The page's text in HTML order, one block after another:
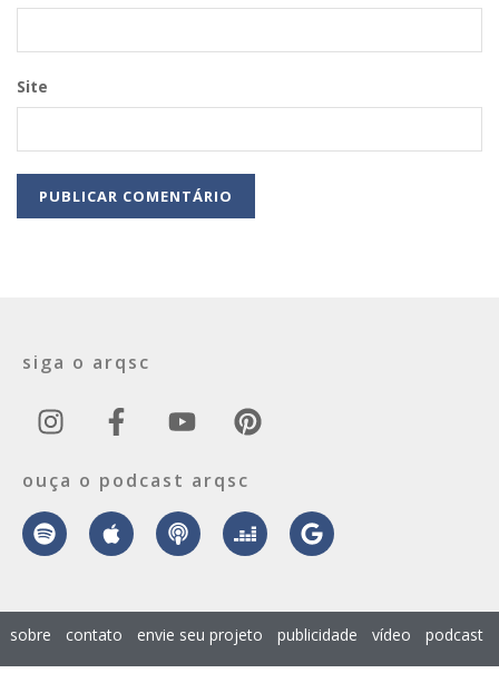
Site
siga o arqsc
ouça o podcast arqsc
sobre contato envie seu projeto publicidade vídeo podcast